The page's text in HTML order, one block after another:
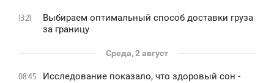
13:21
Выбираем оптимальный способ доставки груза
за границу
Среда, 2 август
08:45
Исследование показало, что здоровый сон -